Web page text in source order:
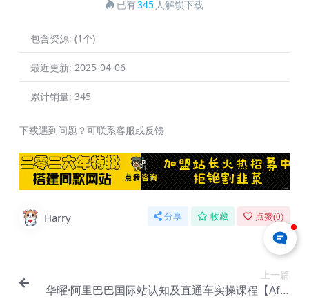
已有345 人解锁下载
包含资源: (1个)
最近更新: 2025-04-06
累计销量: 345
下载遇到问题？可联系客服或反馈
Harry 分享 收藏 点赞(0)
上一篇
华曜·阿里巴巴国际站认知及直通车实操课程【Af-0